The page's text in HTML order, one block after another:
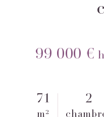
99 000 €
71
m²
2